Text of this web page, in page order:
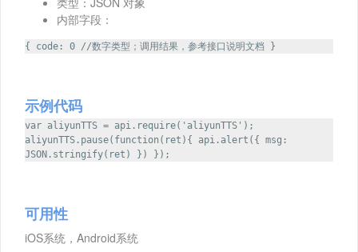
内部字段：
{ code: 0 //数字类型；调用结果，参考接口说明文档 }
示例代码
var aliyunTTS = api.require('aliyunTTS');
aliyunTTS.pause(function(ret){ api.alert({ msg:
JSON.stringify(ret) }) });
可用性
iOS系统，Android系统